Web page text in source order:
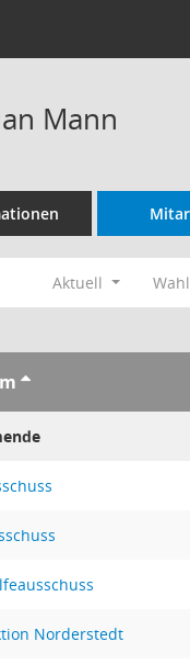
Mann
Aktuell
Norderstedt